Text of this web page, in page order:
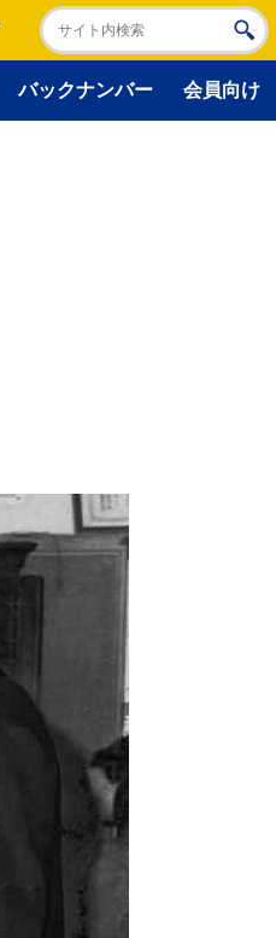
バックナンバー 会員向け